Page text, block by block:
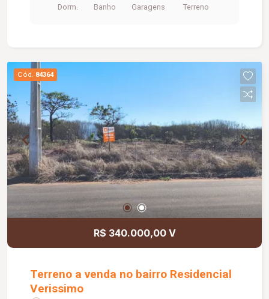
Dorm. Banho Garagens Terreno
Cód. 84364
R$ 340.000,00 V
Terreno a venda no bairro Residencial
Verissimo